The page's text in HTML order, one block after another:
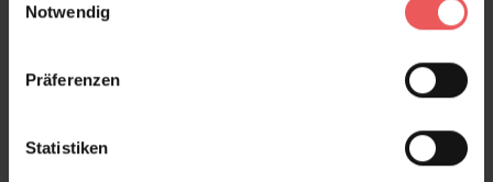
Notwendig
Präferenzen
Statistiken